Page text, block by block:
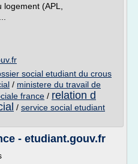
(APL,
social etudiant du crous
/ ministere du travail de
france / relation d
/ service social etudiant
- etudiant.gouv.fr